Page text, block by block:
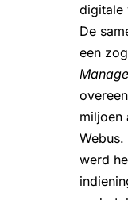
digitale
De
een
miljoen
werd